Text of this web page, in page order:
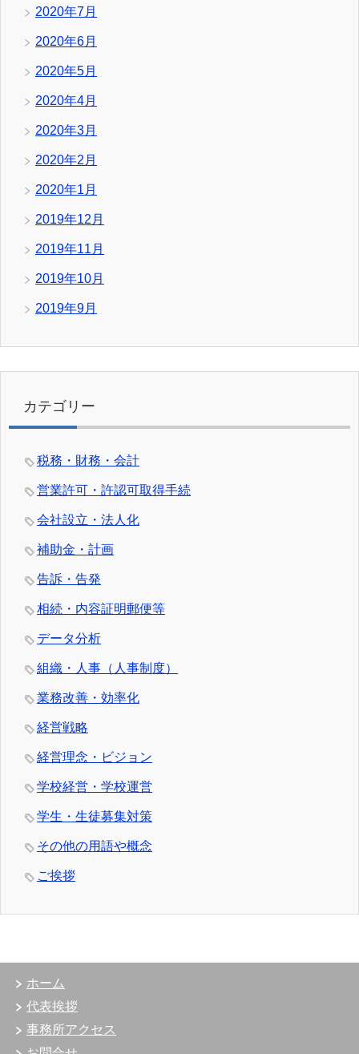
2020年7月
2020年6月
2020年5月
2020年4月
2020年3月
2020年2月
2020年1月
2019年12月
2019年11月
2019年10月
2019年9月
カテゴリー
税務・財務・会計
営業許可・許認可取得手続
会社設立・法人化
補助金・計画
告訴・告発
相続・内容証明郵便等
データ分析
組織・人事（人事制度）
業務改善・効率化
経営戦略
経営理念・ビジョン
学校経営・学校運営
学生・生徒募集対策
その他の用語や概念
ご挨拶
ホーム
代表挨拶
事務所アクセス